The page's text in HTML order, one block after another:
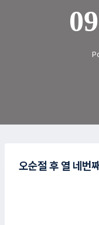
오순절 후 열 네번